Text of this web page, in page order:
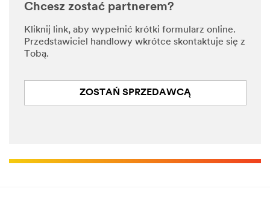
Chcesz zostać partnerem?
Kliknij link, aby wypełnić krótki formularz online.
Przedstawiciel handlowy wkrótce skontaktuje się z
Tobą.
ZOSTAŃ SPRZEDAWCĄ